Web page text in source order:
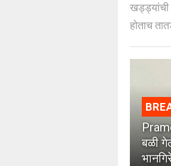
खड्ड्यांची
होताच
बळी